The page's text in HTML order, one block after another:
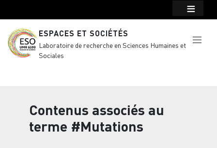
ESPACES ET SOCIÉTÉS
Laboratoire de recherche en Sciences Humaines et
Sociales
Contenus associés au
terme #Mutations